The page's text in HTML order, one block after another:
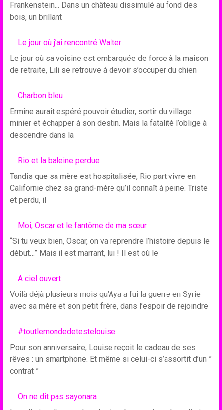
Frankenstein… Dans un château dissimulé au fond des
bois, un brillant
Le jour où j’ai rencontré Walter
Le jour où sa voisine est embarquée de force à la maison
de retraite, Lili se retrouve à devoir s’occuper du chien
Charbon bleu
Ermine aurait espéré pouvoir étudier, sortir du village
minier et échapper à son destin. Mais la fatalité l’oblige à
descendre dans la
Rio et la baleine perdue
Tandis que sa mère est hospitalisée, Rio part vivre en
Californie chez sa grand-mère qu’il connaît à peine. Triste
et perdu, il
Moi, Oscar et le fantôme de ma sœur
“Si tu veux bien, Oscar, on va reprendre l’histoire depuis le
début…” Mais il est marrant, lui ! Il est où le
A ciel ouvert
Voilà déjà plusieurs mois qu’Aya a fui la guerre en Syrie
avec sa mère et son petit frère, dans l’espoir de rejoindre
#toutlemondedetestelouise
Pour son anniversaire, Louise reçoit le cadeau de ses
rêves : un smartphone. Et même si celui-ci s’assortit d’un ”
contrat ”
On ne dit pas sayonara